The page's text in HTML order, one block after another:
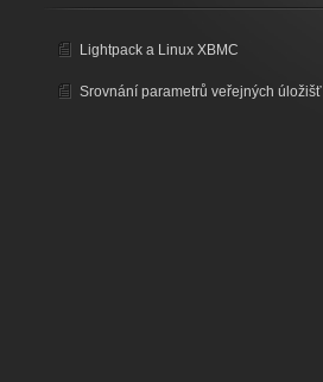
Lightpack a Linux XBMC
Srovnání parametrů veřejných úložišť